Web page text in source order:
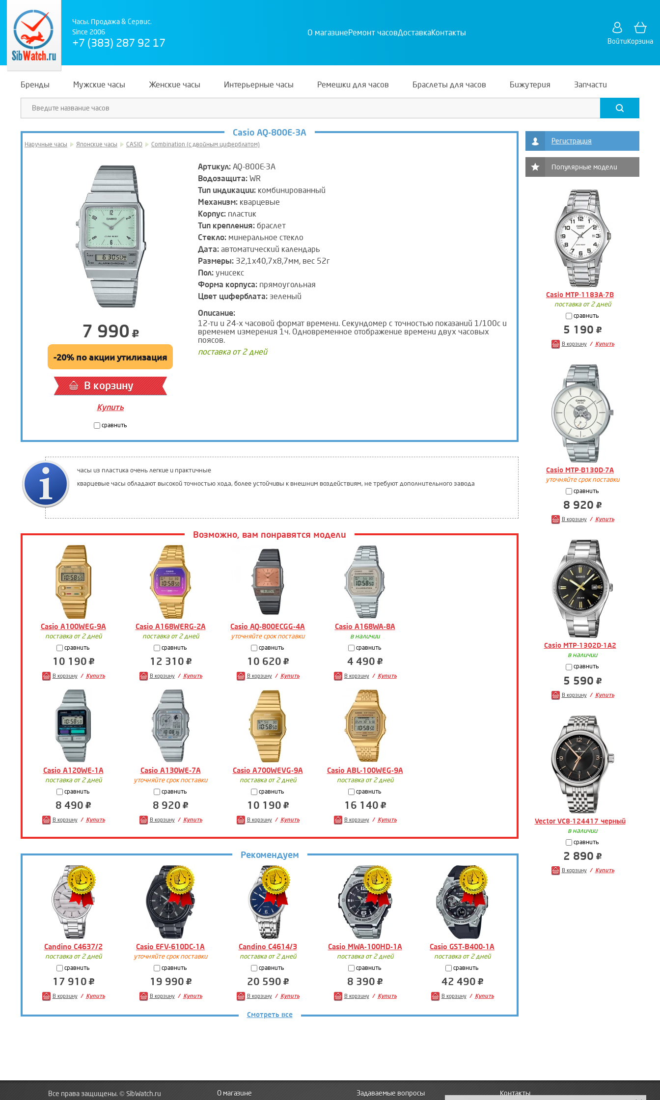
Часы. Продажа & Сервис.
Since 2006
+7 (383) 287 92 17
О магазинеРемонт часовДоставкаКонтакты
ВойтиКорзина
Бренды Мужские часы Женские часы Интерьерные часы Ремешки для часов Браслеты для часов Бижутерия Запчасти
Casio AQ-800E-3A
Наручные часы Японские часы CASIO Combination (с двойным циферблатом)
7 990
-20% по акции утилизация
В корзину
Купить
сравнить
Артикул: AQ-800E-3A
Водозащита: WR
Тип индикации: комбинированный
Механизм: кварцевые
Корпус: пластик
Тип крепления: браслет
Стекло: минеральное стекло
Дата: автоматический календарь
Размеры: 32,1х40,7х8,7мм, вес 52г
Пол: унисекс
Форма корпуса: прямоугольная
Цвет циферблата: зеленый
Описание:
12-ти и 24-х часовой формат времени. Секундомер с точностью показаний 1/100с и
временем измерения 1ч. Одновременное отображение времени двух часовых
поясов.
поставка от 2 дней
часы из пластика очень легкие и практичные
кварцевые часы обладают высокой точностью хода, более устойчивы к внешним воздействиям, не требуют дополнительного завода
Возможно, вам понравятся модели
Casio A100WEG-9A Casio A168WERG-2A Casio AQ-800ECGG-4A Casio A168WA-8A
поставка от 2 дней
сравнить
10 190
В корзину Купить
поставка от 2 дней
сравнить
12 310
В корзину Купить
уточняйте срок поставки
сравнить
10 620
В корзину Купить
в наличии
сравнить
4 490
В корзину Купить
Casio A120WE-1A Casio A130WE-7A Casio A700WEVG-9A Casio ABL-100WEG-9A
поставка от 2 дней
сравнить
8 490
В корзину Купить
уточняйте срок поставки
сравнить
8 920
В корзину Купить
поставка от 2 дней
сравнить
10 190
В корзину Купить
поставка от 2 дней
сравнить
16 140
В корзину Купить
Рекомендуем
Candino C4637/2 Casio EFV-610DC-1A Candino C4614/3 Casio MWA-100HD-1A Casio GST-B400-1A
поставка от 2 дней
сравнить
17 910
В корзину Купить
уточняйте срок поставки
сравнить
19 990
В корзину Купить
поставка от 2 дней
сравнить
20 590
В корзину Купить
поставка от 2 дней
сравнить
8 390
В корзину Купить
поставка от 2 дней
сравнить
42 490
В корзину Купить
Смотреть все
Регистрация
Популярные модели
Casio MTP-1183A-7B
поставка от 2 дней
сравнить
5 190
В корзину Купить
Casio MTP-B130D-7A
уточняйте срок поставки
сравнить
8 920
В корзину Купить
Casio MTP-1302D-1A2
в наличии
сравнить
5 590
В корзину Купить
Vector VC8-124417 черный
в наличии
сравнить
2 890
В корзину Купить
Все права защищены. © SibWatch.ru О магазине Задаваемые вопросы Контакты